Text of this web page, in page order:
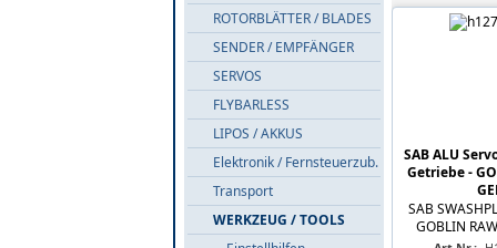
ROTORBLÄTTER / BLADES
SENDER / EMPFÄNGER
SERVOS
FLYBARLESS
LIPOS / AKKUS
Elektronik / Fernsteuerzub.
Transport
WERKZEUG / TOOLS
SAB ALU
Getriebe -
SAB
GOBLIN